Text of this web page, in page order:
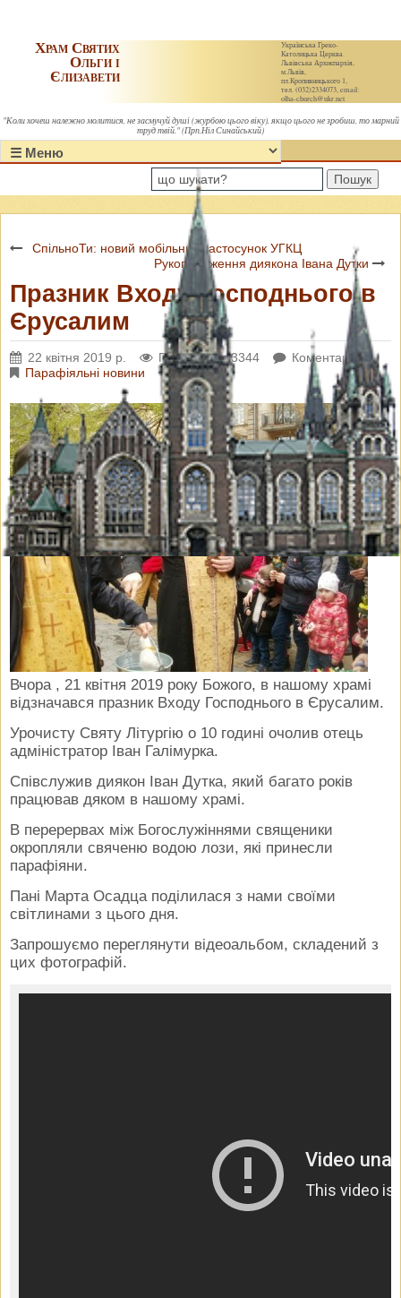
Українська Греко-
Католицька Церква.
Львівська Архиєпархія,
м.Львів,
пл.Кропивницького 1,
тел. (032)2334073, email:
olha-church@ukr.net
Храм Святих
Ольги і
Єлизавети
"Коли хочеш належно молитися, не засмучуй душі (журбою цього віку), якщо цього не зробиш, то марний
труд твій." (Прп.Ніл Синайський)
Пошук
СпільноТи: новий мобільний застосунок УГКЦ
Рукоположення диякона Івана Дутки
Празник Входу Господнього в
Єрусалим
22 квітня 2019 р. Переглядів: 3344
Коментарі: 0
Парафіяльні новини
Вчора , 21 квітня 2019 року Божого, в нашому храмі
відзначався празник Входу Господнього в Єрусалим.
Урочисту Святу Літургію о 10 годині очолив отець
адміністратор Іван Галімурка.
Співслужив диякон Іван Дутка, який багато років
працював дяком в нашому храмі.
В перерервах між Богослужіннями священики
окропляли свяченю водою лози, які принесли
парафіяни.
Пані Марта Осадца поділилася з нами своїми
світлинами з цього дня.
Запрошуємо переглянути відеоальбом, складений з
цих фотографій.